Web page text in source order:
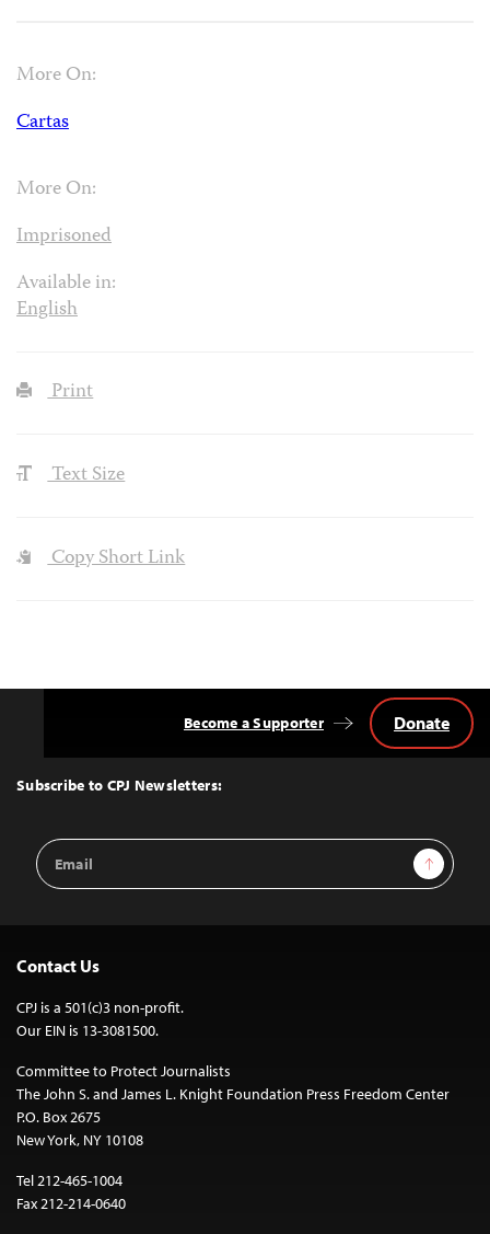
More On:
Cartas
More On:
Imprisoned
Available in:
English
Print
Text Size
Copy Short Link
Top
Subscribe to CPJ Newsletters:
Email
Address
Sign Up
Become a Supporter Donate
Contact Us
CPJ is a 501(c)3 non-profit.
Our EIN is 13-3081500.
Committee to Protect Journalists
The John S. and James L. Knight Foundation Press Freedom Center
P.O. Box 2675
New York, NY 10108
Tel 212-465-1004
Fax 212-214-0640